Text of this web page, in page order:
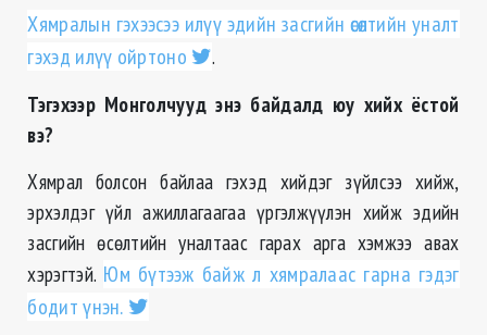
Хямралын гэхээсээ илүү эдийн засгийн өсөлтийн уналт
гэхэд илүү ойртоно
.
Тэгэхээр Монголчууд энэ байдалд юу хийх ёстой
вэ?
Хямрал болсон байлаа гэхэд хийдэг зүйлсээ хийж,
эрхэлдэг үйл ажиллагаагаа үргэлжүүлэн хийж эдийн
засгийн өсөлтийн уналтаас гарах арга хэмжээ авах
хэрэгтэй. Юм бүтээж байж л хямралаас гарна гэдэг
бодит үнэн.